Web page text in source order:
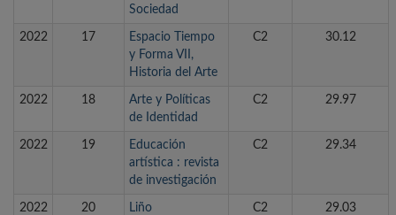
Sociedad
2022 17
Espacio Tiempo
y Forma VII,
Historia del Arte
C2 30.12
2022 18
Arte y Políticas
de Identidad
C2 29.97
2022 19
Educación
artística : revista
de investigación
C2 29.34
2022 20 Liño C2 29.03